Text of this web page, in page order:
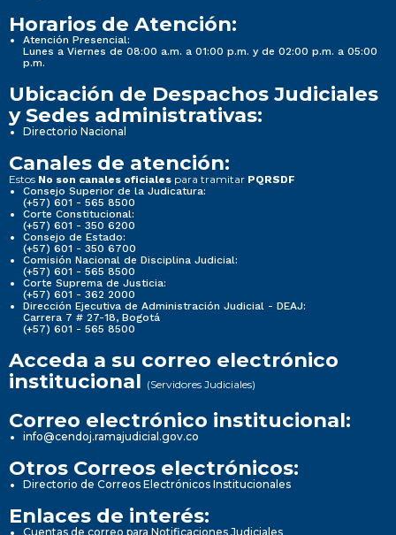
Horarios de Atención:
Atención Presencial:
Lunes a Viernes de 08:00 a.m. a 01:00 p.m. y de 02:00 p.m. a 05:00
p.m.
Ubicación de Despachos Judiciales
y Sedes administrativas:
Directorio Nacional
Canales de atención:
Estos No son canales oficiales para tramitar PQRSDF
Consejo Superior de la Judicatura:
(+57) 601 - 565 8500
Corte Constitucional:
(+57) 601 - 350 6200
Consejo de Estado:
(+57) 601 - 350 6700
Comisión Nacional de Disciplina Judicial:
(+57) 601 - 565 8500
Corte Suprema de Justicia:
(+57) 601 - 362 2000
Dirección Ejecutiva de Administración Judicial - DEAJ:
Carrera 7 # 27-18, Bogotá
(+57) 601 - 565 8500
Acceda a su correo electrónico
institucional (Servidores Judiciales)
Correo electrónico institucional:
info@cendoj.ramajudicial.gov.co
Otros Correos electrónicos:
Directorio de Correos Electrónicos Institucionales
Enlaces de interés:
Cuentas de correo para Notificaciones Judiciales